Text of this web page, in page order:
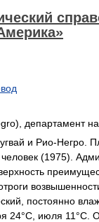
департамент
и Рио-Негро.
(1975).
постоянно
24°С, июля 11°C.